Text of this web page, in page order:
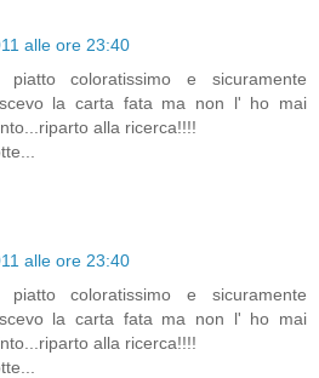
alle ore 23:40
coloratissimo e sicuramente
la carta fata ma non l' ho mai
alla ricerca!!!!
alle ore 23:40
coloratissimo e sicuramente
la carta fata ma non l' ho mai
alla ricerca!!!!